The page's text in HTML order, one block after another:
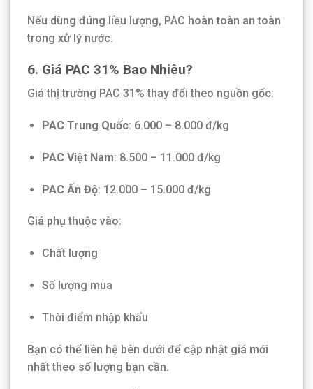
Nếu dùng đúng liều lượng, PAC hoàn toàn an toàn
trong xử lý nước.
6. Giá PAC 31% Bao Nhiêu?
Giá thị trường PAC 31% thay đổi theo nguồn gốc:
PAC Trung Quốc: 6.000 – 8.000 đ/kg
PAC Việt Nam: 8.500 – 11.000 đ/kg
PAC Ấn Độ: 12.000 – 15.000 đ/kg
Giá phụ thuộc vào:
Chất lượng
Số lượng mua
Thời điểm nhập khẩu
Bạn có thể liên hệ bên dưới để cập nhật giá mới
nhất theo số lượng bạn cần.